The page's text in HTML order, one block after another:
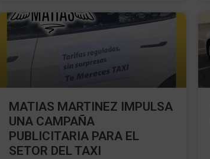
MATIAS MARTINEZ IMPULSA
UNA CAMPAÑA
PUBLICITARIA PARA EL
SETOR DEL TAXI